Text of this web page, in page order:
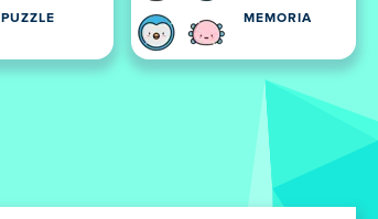
PUZZLE
MEMORIA